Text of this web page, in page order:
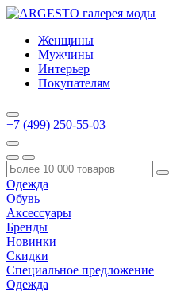
Женщины
Мужчины
Интерьер
Покупателям
+7 (499) 250-55-03
Одежда
Обувь
Аксессуары
Бренды
Новинки
Скидки
Специальное предложение
Одежда